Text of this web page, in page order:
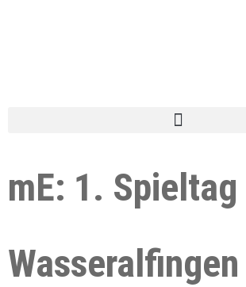
mE: 1. Spieltag